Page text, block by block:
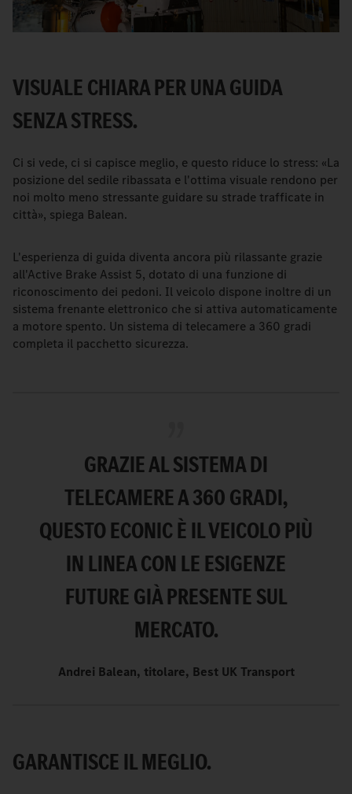
VISUALE CHIARA PER UNA GUIDA
SENZA STRESS.
Ci si vede, ci si capisce meglio, e questo riduce lo stress: «La
posizione del sedile ribassata e l'ottima visuale rendono per
noi molto meno stressante guidare su strade trafficate in
città», spiega Balean.
L'esperienza di guida diventa ancora più rilassante grazie
all'Active Brake Assist 5, dotato di una funzione di
riconoscimento dei pedoni. Il veicolo dispone inoltre di un
sistema frenante elettronico che si attiva automaticamente
a motore spento. Un sistema di telecamere a 360 gradi
completa il pacchetto sicurezza.
GRAZIE AL SISTEMA DI
TELECAMERE A 360 GRADI,
QUESTO ECONIC È IL VEICOLO PIÙ
IN LINEA CON LE ESIGENZE
FUTURE GIÀ PRESENTE SUL
MERCATO.
Andrei Balean, titolare, Best UK Transport
GARANTISCE IL MEGLIO.